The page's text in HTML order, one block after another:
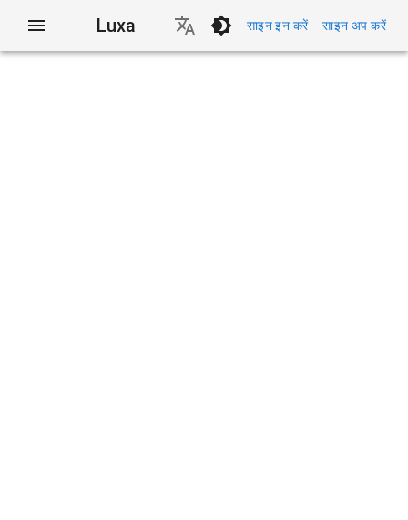
Luxa साइन इन करें साइन अप करें